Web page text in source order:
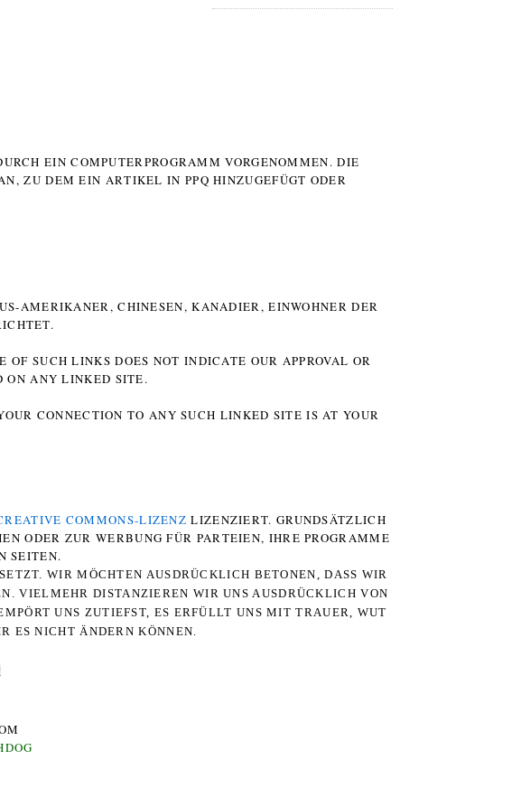
EIN COMPUTERPROGRAMM VORGENOMMEN. DIE
ZU DEM EIN ARTIKEL IN PPQ HINZUGEFÜGT ODER
AMERIKANER, CHINESEN, KANADIER, EINWOHNER DER P
SUCH LINKS DOES NOT INDICATE OUR APPROVAL OR
ON ANY LINKED SITE.
CONNECTION TO ANY SUCH LINKED SITE IS AT YOUR
COMMONS-LIZENZ LIZENZIERT. GRUNDSÄTZLICH
ODER ZUR WERBUNG FÜR PARTEIEN, IHRE PROGRAMME
SEITEN.
WIR MÖCHTEN AUSDRÜCKLICH BETONEN, DASS WIR
VIELMEHR DISTANZIEREN WIR UNS AUSDRÜCKLICH VON
UNS ZUTIEFST, ES ERFÜLLT UNS MIT TRAUER, WUT
ES NICHT ÄNDERN KÖNNEN.